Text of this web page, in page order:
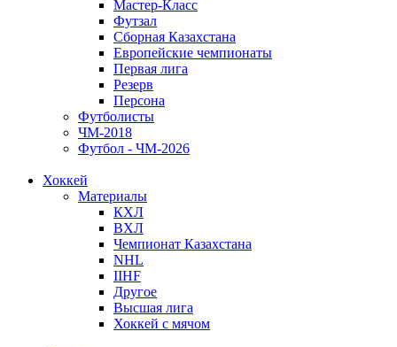
Мастер-Класс
Футзал
Сборная Казахстана
Европейские чемпионаты
Первая лига
Резерв
Персона
Футболисты
ЧМ-2018
Футбол - ЧМ-2026
Хоккей
Материалы
КХЛ
ВХЛ
Чемпионат Казахстана
NHL
IIHF
Другое
Высшая лига
Хоккей с мячом